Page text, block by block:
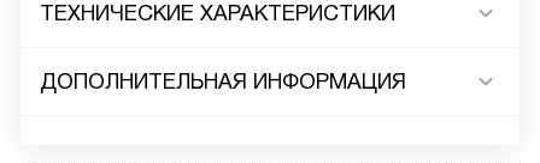
ТЕХНИЧЕСКИЕ ХАРАКТЕРИСТИКИ
ДОПОЛНИТЕЛЬНАЯ ИНФОРМАЦИЯ